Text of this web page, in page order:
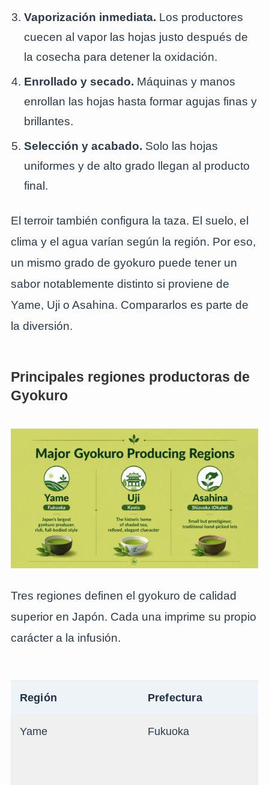
Vaporización inmediata. Los productores
cuecen al vapor las hojas justo después de
la cosecha para detener la oxidación.
Enrollado y secado. Máquinas y manos
enrollan las hojas hasta formar agujas finas y
brillantes.
Selección y acabado. Solo las hojas
uniformes y de alto grado llegan al producto
final.
El terroir también configura la taza. El suelo, el
clima y el agua varían según la región. Por eso,
un mismo grado de gyokuro puede tener un
sabor notablemente distinto si proviene de
Yame, Uji o Asahina. Compararlos es parte de
la diversión.
Principales regiones productoras de
Gyokuro
Tres regiones definen el gyokuro de calidad
superior en Japón. Cada una imprime su propio
carácter a la infusión.
Región Prefectura
Yame Fukuoka